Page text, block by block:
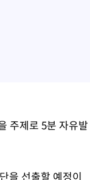
주제로 5분 자유발
을 선출할 예정이